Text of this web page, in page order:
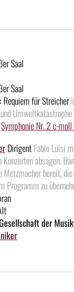
Saal
Saal
Requiem für Streicher
Umweltkatastrophe
Symphonie Nr. 2 c-
DirigentFabio Luisi
Konzerten absagen.
bereit,
Programm zu
der